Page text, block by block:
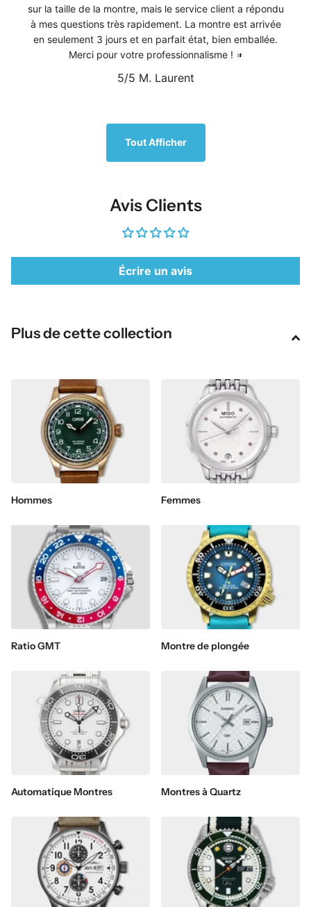
sur la taille de la montre, mais le service client a répondu
à mes questions très rapidement. La montre est arrivée
en seulement 3 jours et en parfait état, bien emballée.
Merci pour votre professionnalisme !
5/5 M. Laurent
Tout Afficher
Avis Clients
Écrire un avis
Plus de cette collection
Hommes Femmes
Ratio GMT Montre de plongée
Automatique Montres Montres à Quartz